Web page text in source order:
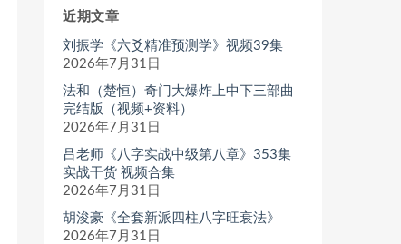
近期文章
刘振学《六爻精准预测学》视频39集
2026年7月31日
法和（楚恒）奇门大爆炸上中下三部曲
完结版（视频+资料）
2026年7月31日
吕老师《八字实战中级第八章》353集
实战干货 视频合集
2026年7月31日
胡浚豪《全套新派四柱八字旺衰法》
2026年7月31日